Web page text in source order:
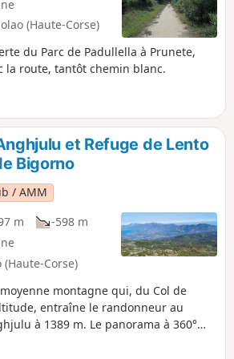
(Haute-Corse)
du Parc de Padullella à Prunete,
la route, tantôt chemin blanc.
et Refuge de Lento
Bigorno
/ AMM
m
-598 m
Corse)
montagne qui, du Col de
entraîne le randonneur au
à 1389 m. Le panorama à 360°